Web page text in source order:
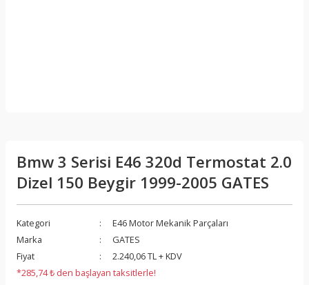
Bmw 3 Serisi E46 320d Termostat 2.0
Dizel 150 Beygir 1999-2005 GATES
Kategori
E46 Motor Mekanik Parçaları
Marka
GATES
Fiyat
2.240,06 TL + KDV
*285,74 ₺ den başlayan taksitlerle!